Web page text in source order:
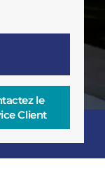
le
Client